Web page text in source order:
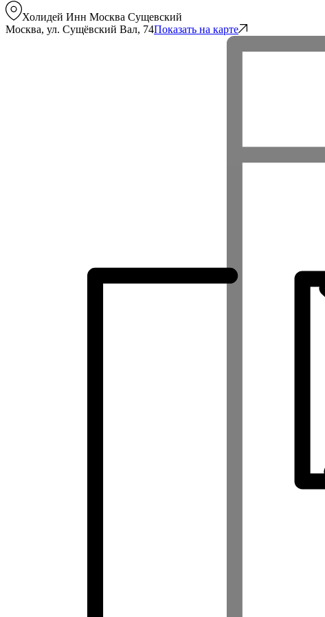
Холидей Инн Москва Сущевский
Москва, ул. Сущёвский Вал, 74Показать на карте